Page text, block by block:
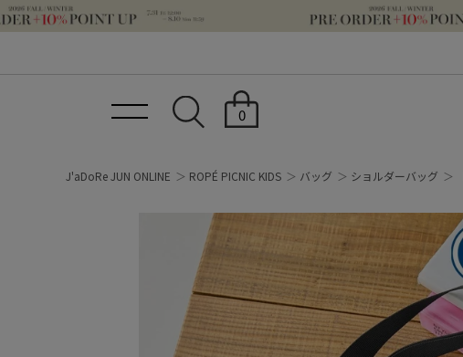
0
J'aDoRe JUN ONLINE ROPÉ PICNIC KIDS バッグ ショルダーバッグ